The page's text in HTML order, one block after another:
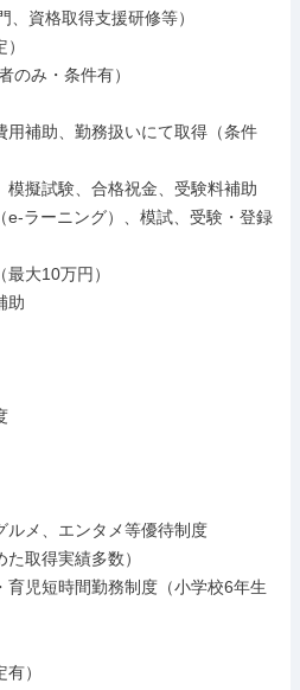
のみ・条件有）
用補助、勤務扱いにて取得（条件
擬試験、合格祝金、受験料補助
e-ラーニング）、模試、受験・登録
大10万円）
助
ルメ、エンタメ等優待制度
取得実績多数）
育児短時間勤務制度（小学校6年生
）